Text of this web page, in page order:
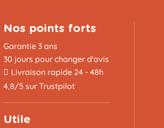
Nos points forts
Garantie 3 ans
30 jours pour changer d'avis
Livraison rapide 24 - 48h
4,8/5 sur Trustpilot
Utile